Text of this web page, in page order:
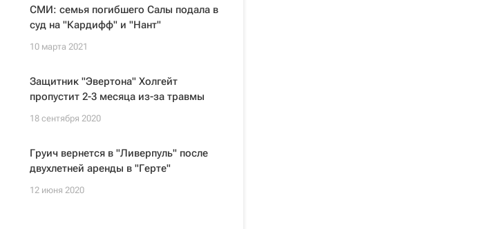
СМИ: семья погибшего Салы подала в
суд на "Кардифф" и "Нант"
10 марта 2021
Защитник "Эвертона" Холгейт
пропустит 2-3 месяца из-за травмы
18 сентября 2020
Груич вернется в "Ливерпуль" после
двухлетней аренды в "Герте"
12 июня 2020